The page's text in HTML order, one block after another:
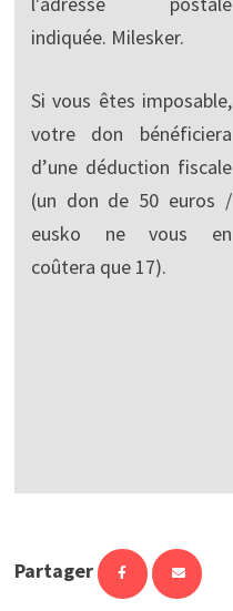
indiquée. Milesker.
Si vous êtes imposable,
votre don bénéficiera
d’une déduction fiscale
(un don de 50 euros /
eusko ne vous en
coûtera que 17).
Partager